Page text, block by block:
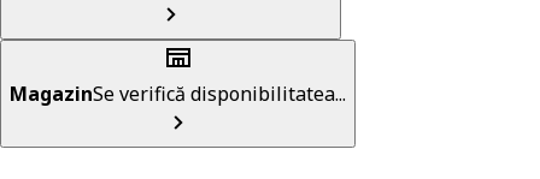
MagazinSe verifică disponibilitatea...